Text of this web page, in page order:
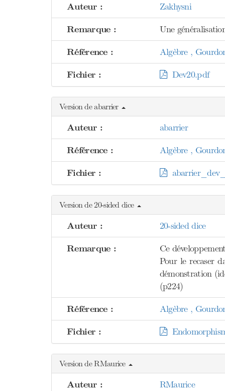
Auteur : Zakhysni
Remarque : Une
Référence : Algèbre ,
Fichier : Dev20.pdf
Version de abarrier
Auteur : abarrier
Référence : Algèbre ,
Fichier :
Version de 20-sided dice
Auteur : 20-sided dice
Remarque :
Ce
Pour le recaser
démonstration
(p224)
Référence : Algèbre ,
Fichier :
Version de RMaurice
Auteur : RMaurice